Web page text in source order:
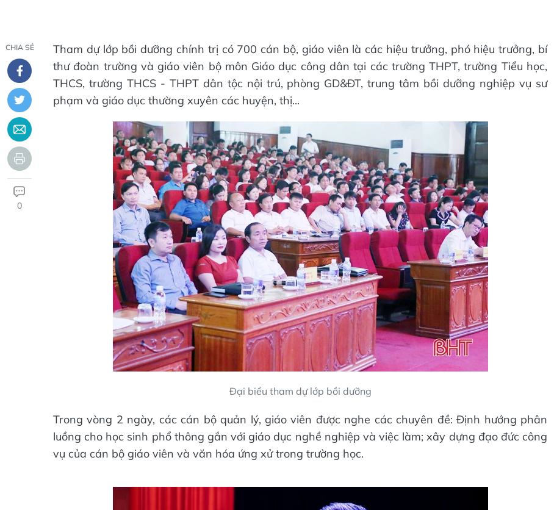
CHIA SẺ
0
Tham dự lớp bồi dưỡng chính trị có 700 cán bộ, giáo viên là các hiệu trưởng, phó hiệu trưởng, bí
thư đoàn trường và giáo viên bộ môn Giáo dục công dân tại các trường THPT, trường Tiểu học,
THCS, trường THCS - THPT dân tộc nội trú, phòng GD&ĐT, trung tâm bồi dưỡng nghiệp vụ sư
phạm và giáo dục thường xuyên các huyện, thị...
Đại biểu tham dự lớp bồi dưỡng
Trong vòng 2 ngày, các cán bộ quản lý, giáo viên được nghe các chuyên đề: Định hướng phân
luồng cho học sinh phổ thông gắn với giáo dục nghề nghiệp và việc làm; xây dựng đạo đức công
vụ của cán bộ giáo viên và văn hóa ứng xử trong trường học.